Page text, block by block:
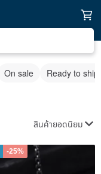
On sale Ready to ship
สินค้ายอดนิยม
-25%